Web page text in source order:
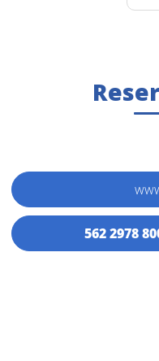
562 2978